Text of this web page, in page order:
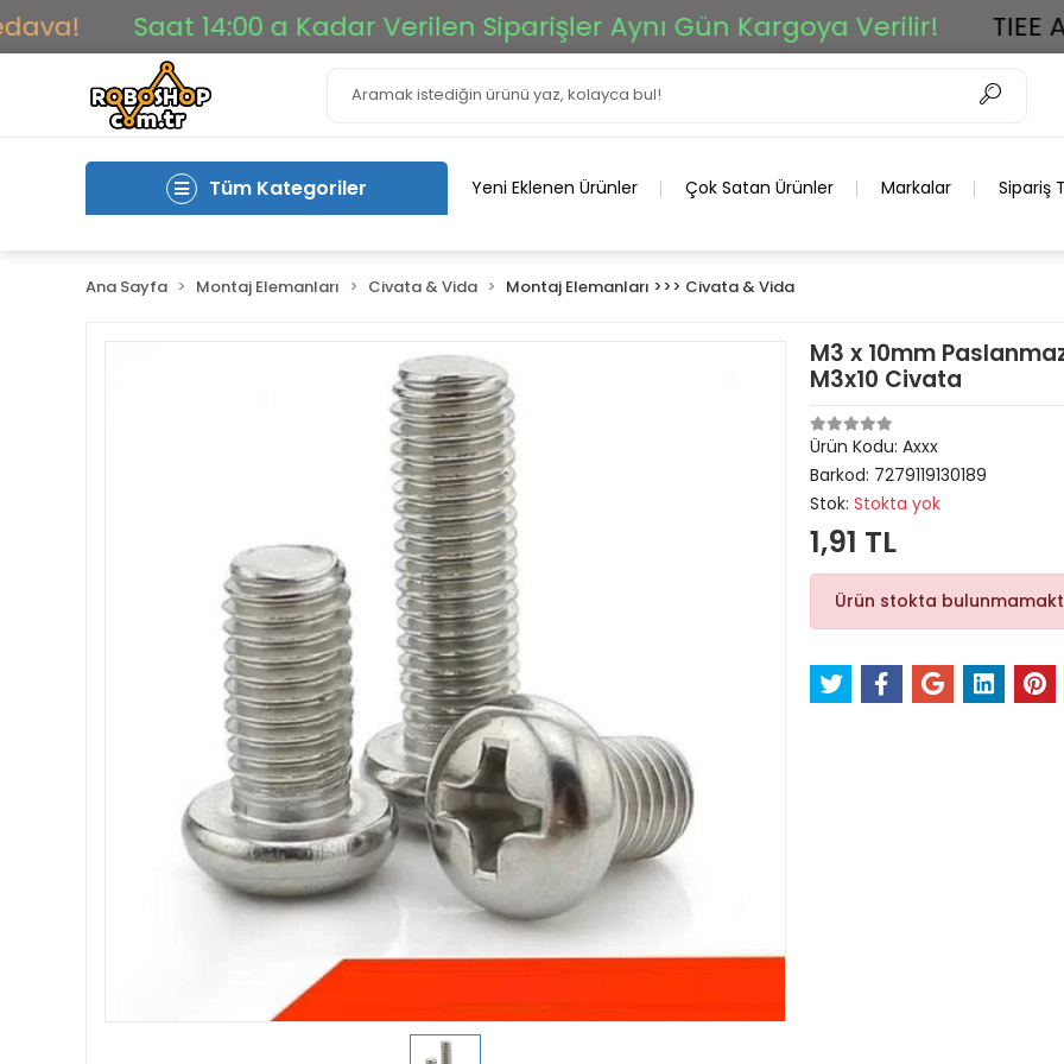
Saat 14:00 a Kadar Verilen Siparişler Aynı Gün Kargoya Verilir! TIEE Ar-
Tüm Kategoriler Yeni Eklenen Ürünler Çok Satan Ürünler Markalar Sipariş
Ana Sayfa Montaj Elemanları Civata & Vida Montaj Elemanları >>> Civata & Vida
M3 x 10mm
M3x10 Civata
Ürün Kodu: Axxx
Barkod: 7279119130189
Stok: Stokta yok
1,91 TL
Ürün stokta